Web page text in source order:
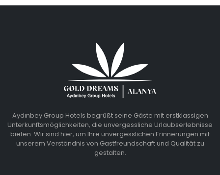
Aydınbey Group Hotels begrüßt seine Gäste mit erstklassigen
Unterkunftsmöglichkeiten, die unvergessliche Urlaubserlebnisse
bieten. Wir sind hier, um Ihre unvergesslichen Erinnerungen mit
unserem Verständnis von Gastfreundschaft und Qualität zu
gestalten.